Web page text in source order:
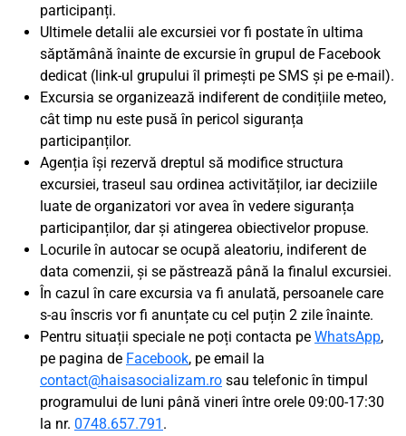
participanți.
Ultimele detalii ale excursiei vor fi postate în ultima
săptămână înainte de excursie în grupul de Facebook
dedicat (link-ul grupului îl primești pe SMS și pe e-mail).
Excursia se organizează indiferent de condițiile meteo,
cât timp nu este pusă în pericol siguranța
participanților.
Agenția își rezervă dreptul să modifice structura
excursiei, traseul sau ordinea activităților, iar deciziile
luate de organizatori vor avea în vedere siguranța
participanților, dar și atingerea obiectivelor propuse.
Locurile în autocar se ocupă aleatoriu, indiferent de
data comenzii, și se păstrează până la finalul excursiei.
În cazul în care excursia va fi anulată, persoanele care
s-au înscris vor fi anunțate cu cel puțin 2 zile înainte.
Pentru situații speciale ne poți contacta pe WhatsApp,
pe pagina de Facebook, pe email la
contact@haisasocializam.ro sau telefonic în timpul
programului de luni până vineri între orele 09:00-17:30
la nr. 0748.657.791 .